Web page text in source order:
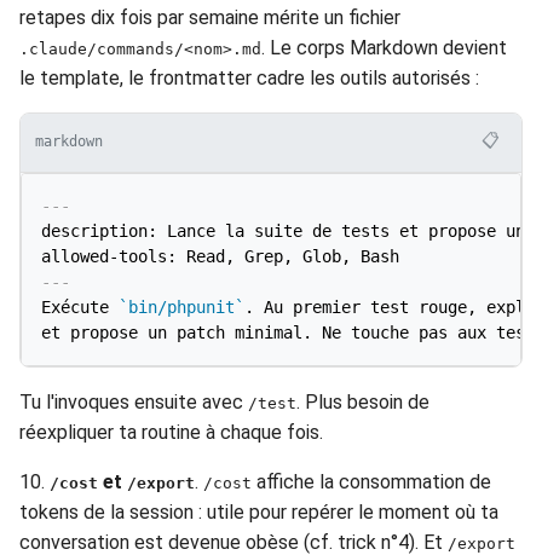
retapes dix fois par semaine mérite un fichier
.claude/commands/<nom>.md . Le corps Markdown devient
le template, le frontmatter cadre les outils autorisés :
markdown 📋
---
description: Lance la suite de tests et propose un
allowed-tools: Read, Grep, Glob, Bash
---
Exécute
`bin/phpunit` . Au premier test rouge,
Tu l'invoques ensuite avec /test. Plus besoin de
réexpliquer ta routine à chaque fois.
10. /cost et /export. /cost affiche la consommation de
tokens de la session : utile pour repérer le moment où ta
conversation est devenue obèse (cf. trick n°4). Et /export